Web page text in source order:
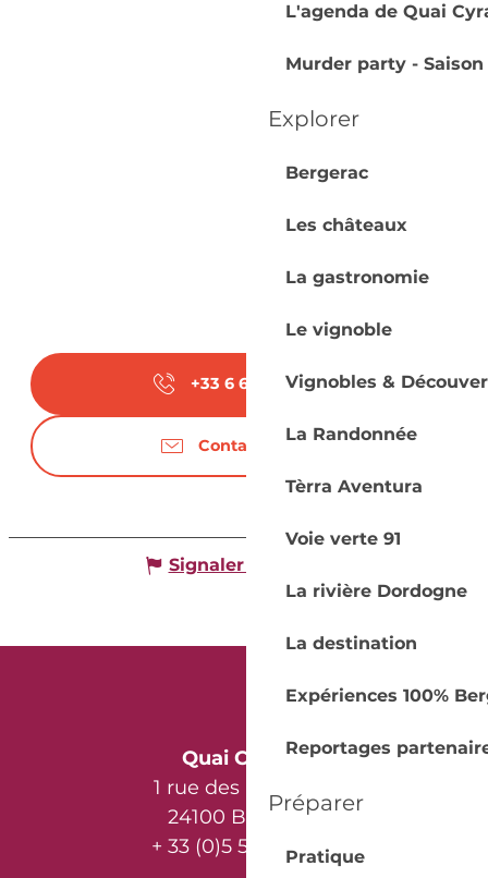
L'agenda de Quai
Murder party - Saison
Explorer
Bergerac
Les châteaux
La gastronomie
Le vignoble
Vignobles &
La Randonnée
Tèrra Aventura
Voie verte 91
La rivière Dordogne
La destination
Expériences 100%
Reportages
Préparer
Pratique
+33 6 62 46 99▒▒
Contactez-nous
Signaler une erreur
Quai Cyrano
1 rue des Récollets
24100 Bergerac
+ 33 (0)5 53 57 03 11